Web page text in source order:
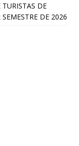
DE
DE 2026